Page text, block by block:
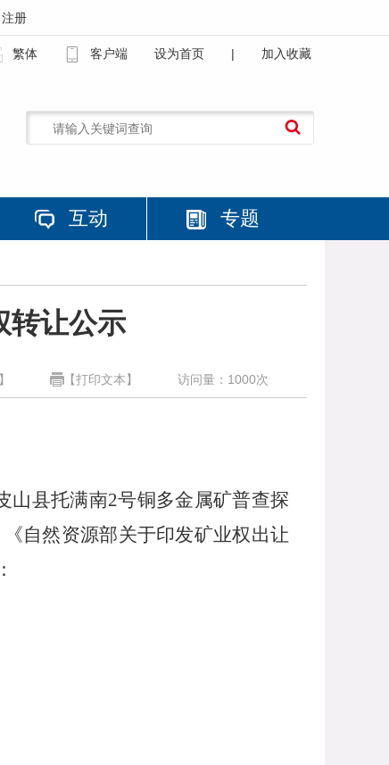
注册
繁体 客户端 设为首页 | 加入收藏
互动 专题
转让公示
】 【打印文本】 访问量： 1000次
山县托满南2号铜多金属矿普查探
自然资源部关于印发矿业权出让